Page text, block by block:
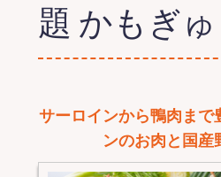
題 かもぎ
サーロインから鴨肉まで
ンのお肉と国産